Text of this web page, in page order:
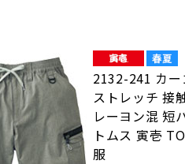
2132-241 カー
ストレッチ 接
レーヨン混 短
トムス 寅壱
服